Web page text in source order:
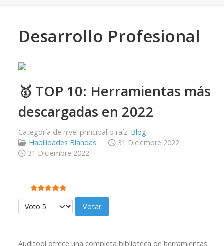
Desarrollo Profesional
🥇 TOP 10: Herramientas más
descargadas en 2022
Categoría de nivel principal o raíz: Blog
Habilidades Blandas
31 Diciembre 2022
31 Diciembre 2022
Ratio:5/5
Por favor, vote
Auditool ofrece una completa biblioteca de herramientas